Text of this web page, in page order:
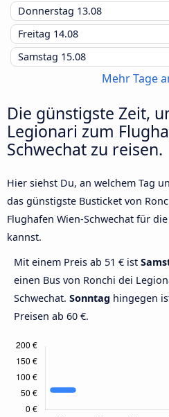
Donnerstag 13.08
Freitag 14.08
Samstag 15.08
Mehr Tage
Die günstigste Zeit,
Legionari zum
Schwechat zu reisen.
Hier siehst Du, an welchem Tag
das günstigste Busticket von
Flughafen Wien-Schwechat für
kannst.
Mit einem Preis ab 51 € ist
einen Bus von Ronchi dei
Schwechat. Sonntag hingegen
Preisen ab 60 €.